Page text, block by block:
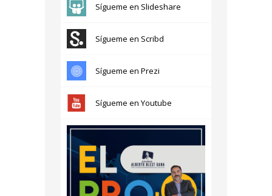
Sígueme en Slideshare
Sígueme en Scribd
Sígueme en Prezi
Sígueme en Youtube